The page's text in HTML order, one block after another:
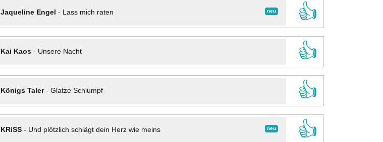
neu
Jaqueline Engel - Lass mich raten
👍
Kai Kaos- Unsere Nacht
👍
Königs Taler- Glatze Schlumpf
👍
neu
KRiSS- Und plötzlich schlägt dein Herz wie meins
👍